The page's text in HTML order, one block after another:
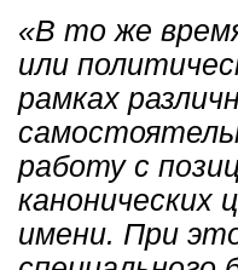
«В то же
или
рамках
работу с
канонических
имени. При